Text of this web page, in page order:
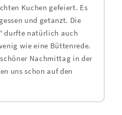
Kuchen gefeiert. Es
und getanzt. Die
durfte natürlich auch
wie eine Büttenrede.
Nachmittag in der
uns schon auf den